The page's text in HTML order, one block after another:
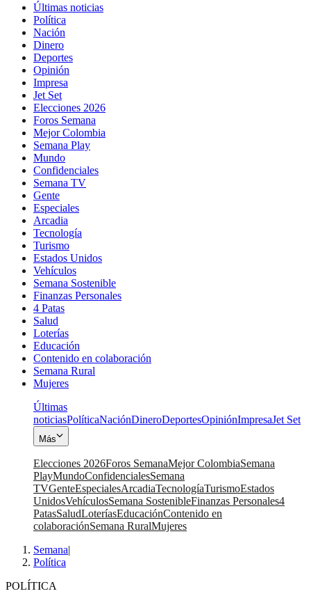
Últimas noticias
Política
Nación
Dinero
Deportes
Opinión
Impresa
Jet Set
Elecciones 2026
Foros Semana
Mejor Colombia
Semana Play
Mundo
Confidenciales
Semana TV
Gente
Especiales
Arcadia
Tecnología
Turismo
Estados Unidos
Vehículos
Semana Sostenible
Finanzas Personales
4 Patas
Salud
Loterías
Educación
Contenido en colaboración
Semana Rural
Mujeres
Últimas
noticiasPolíticaNaciónDineroDeportesOpiniónImpresaJet Set
Más
Elecciones 2026Foros SemanaMejor ColombiaSemana
PlayMundoConfidencialesSemana
TVGenteEspecialesArcadiaTecnologíaTurismoEstados
UnidosVehículosSemana SostenibleFinanzas Personales4
PatasSaludLoteríasEducaciónContenido en
colaboraciónSemana RuralMujeres
Semana|
Política
POLÍTICA